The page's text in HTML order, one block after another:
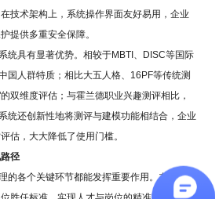
技术架构上，系统操作界面友好易用，企业
提供多重安全保障。
统具有显著优势。相较于MBTI、DISC等国际
国人群特质；相比大五人格、16PF等传统测
双维度评估；与霍兰德职业兴趣测评相比，
统还创新性地将测评与建模功能相结合，企业
估，大大降低了使用门槛。
径
的各个关键环节都能发挥重要作用。在招聘选